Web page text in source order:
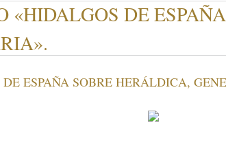
«HIDALGOS DE
ESPAÑA SOBRE HERÁLDICA,